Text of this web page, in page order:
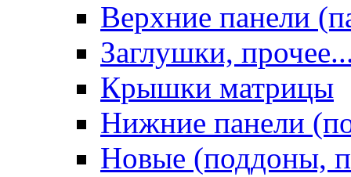
Верхние панели
Заглушки,
Крышки матрицы
Нижние панели
Новые (поддоны,